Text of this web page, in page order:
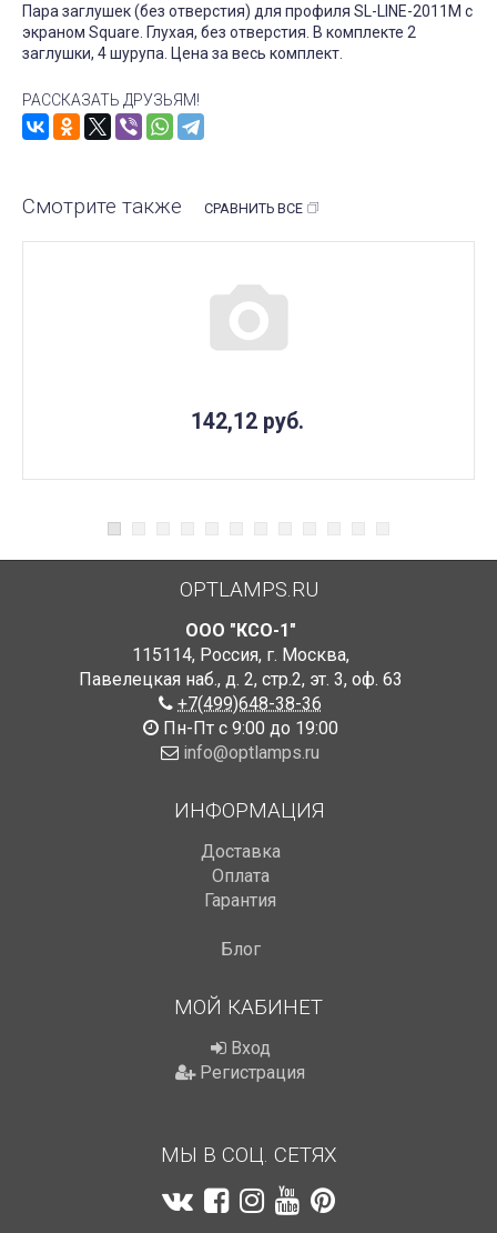
Пара заглушек (без отверстия) для профиля SL-LINE-2011M с
экраном Square. Глухая, без отверстия. В комплекте 2
заглушки, 4 шурупа. Цена за весь комплект.
РАССКАЗАТЬ ДРУЗЬЯМ!
Смотрите также СРАВНИТЬ ВСЕ
142,12 руб.
OPTLAMPS.RU
ООО "КСО-1"
115114, Россия, г. Москва,
Павелецкая наб., д. 2, стр.2, эт. 3, оф. 63
+7(499)648-38-36
Пн-Пт с 9:00 до 19:00
info@optlamps.ru
ИНФОРМАЦИЯ
Доставка
Оплата
Гарантия
Блог
МОЙ КАБИНЕТ
Вход
Регистрация
МЫ В СОЦ. СЕТЯХ